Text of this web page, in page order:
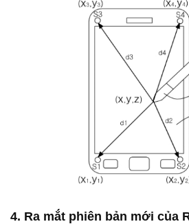
4. Ra mắt phiên bản mới của